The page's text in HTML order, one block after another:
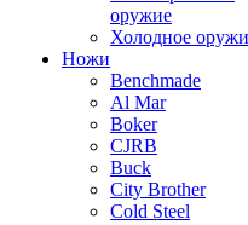
оружие
Холодное
Ножи
Benchmade
Al Mar
Boker
CJRB
Buck
City Brother
Cold Steel